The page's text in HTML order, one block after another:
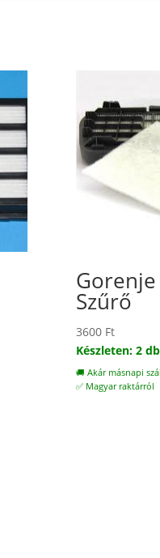
Gorenje
Szűrő
3600 Ft
Készleten: 2 db
🚚 Akár másnapi
✅ Magyar raktárról